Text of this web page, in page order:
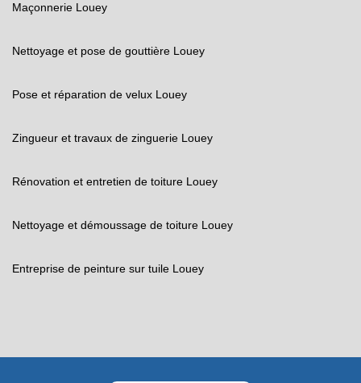
Maçonnerie Louey
Nettoyage et pose de gouttière Louey
Pose et réparation de velux Louey
Zingueur et travaux de zinguerie Louey
Rénovation et entretien de toiture Louey
Nettoyage et démoussage de toiture Louey
Entreprise de peinture sur tuile Louey